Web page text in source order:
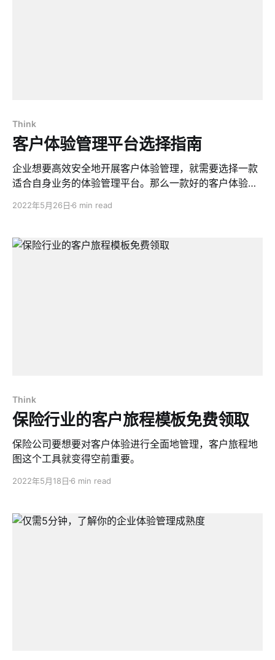
Think
客户体验管理平台选择指南
企业想要高效安全地开展客户体验管理，就需要选择一款
适合自身业务的体验管理平台。那么一款好的客户体验管
2022年5月26日 6 min read
Think
保险行业的客户旅程模板免费领取
保险公司要想要对客户体验进行全面地管理，客户旅程地
图这个工具就变得空前重要。
2022年5月18日 6 min read